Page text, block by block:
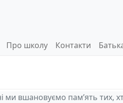
Про школу Контакти
ми вшановуємо пам’ять тих,